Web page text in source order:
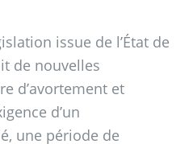
issue de l’État de
de nouvelles
d’avortement et
d’un
une période de